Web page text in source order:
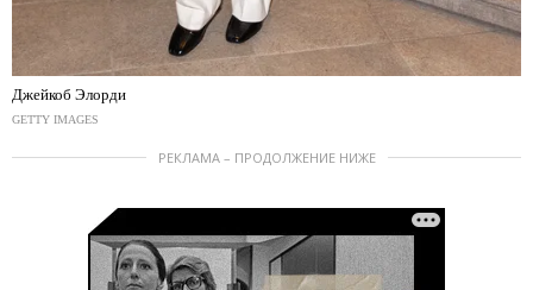
Джейкоб Элорди
GETTY IMAGES
РЕКЛАМА – ПРОДОЛЖЕНИЕ НИЖЕ